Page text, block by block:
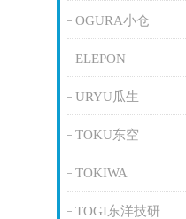
OGURA小仓
ELEPON
URYU瓜生
TOKU东空
TOKIWA
TOGI东洋技研